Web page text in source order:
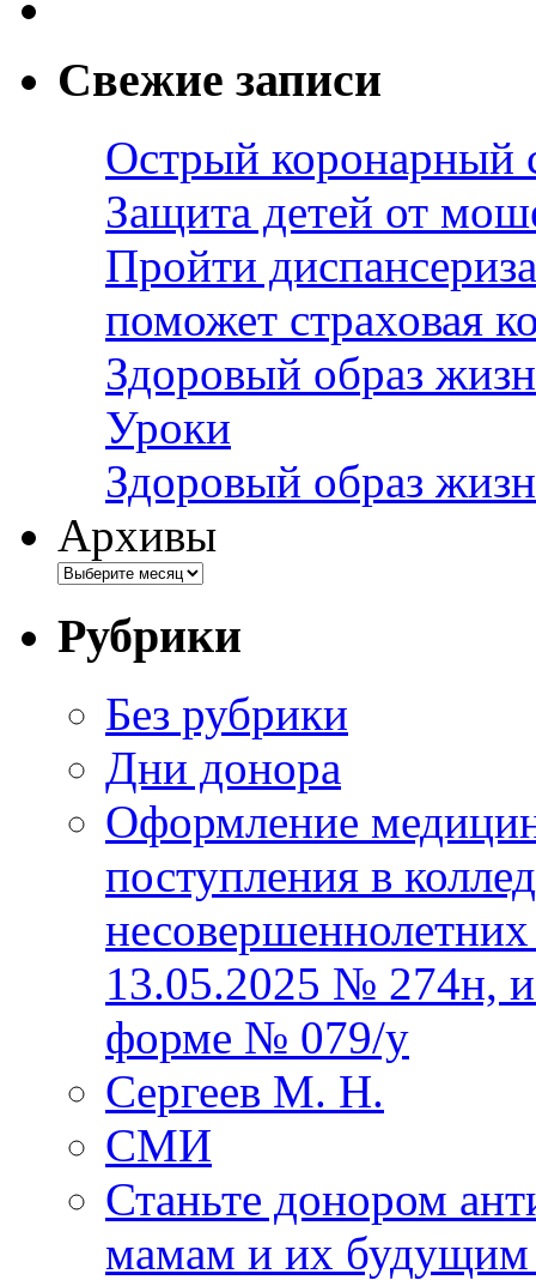
Свежие записи
Острый коронарный
Защита детей от
Пройти
поможет страховая
Здоровый образ
Уроки
Здоровый образ
Архивы
Рубрики
Без рубрики
Дни донора
Оформление
поступления в
13.05.2025 № 274н,
форме № 079/у
Сергеев М. Н.
СМИ
Станьте донором
мамам и их